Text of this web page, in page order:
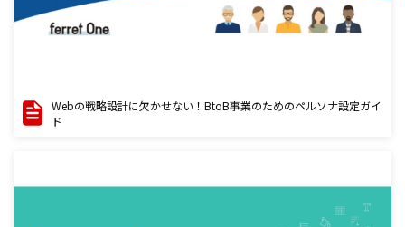
Webの戦略設計に欠かせない！BtoB事業のためのペルソナ設定ガイ
ド